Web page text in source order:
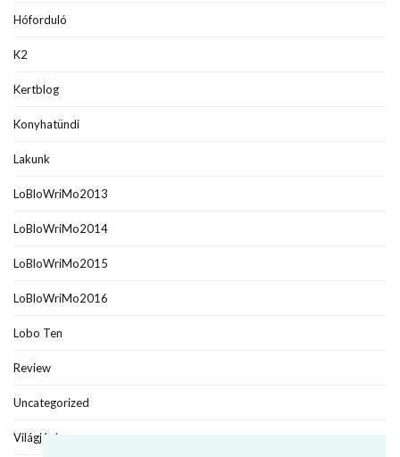
Hóforduló
K2
Kertblog
Konyhatündi
Lakunk
LoBloWriMo2013
LoBloWriMo2014
LoBloWriMo2015
LoBloWriMo2016
Lobo Ten
Review
Uncategorized
Világjáró